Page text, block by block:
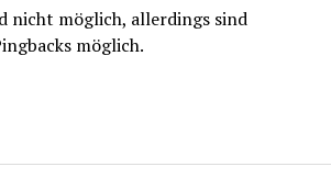
nicht möglich, allerdings sind
möglich.